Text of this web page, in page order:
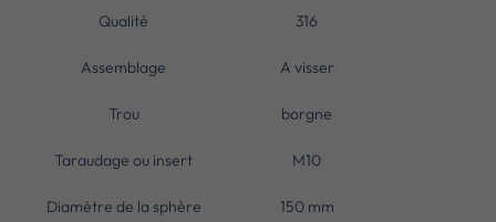
Qualité 316
Assemblage A visser
Trou borgne
Taraudage ou insert M10
Diamètre de la sphère 150 mm